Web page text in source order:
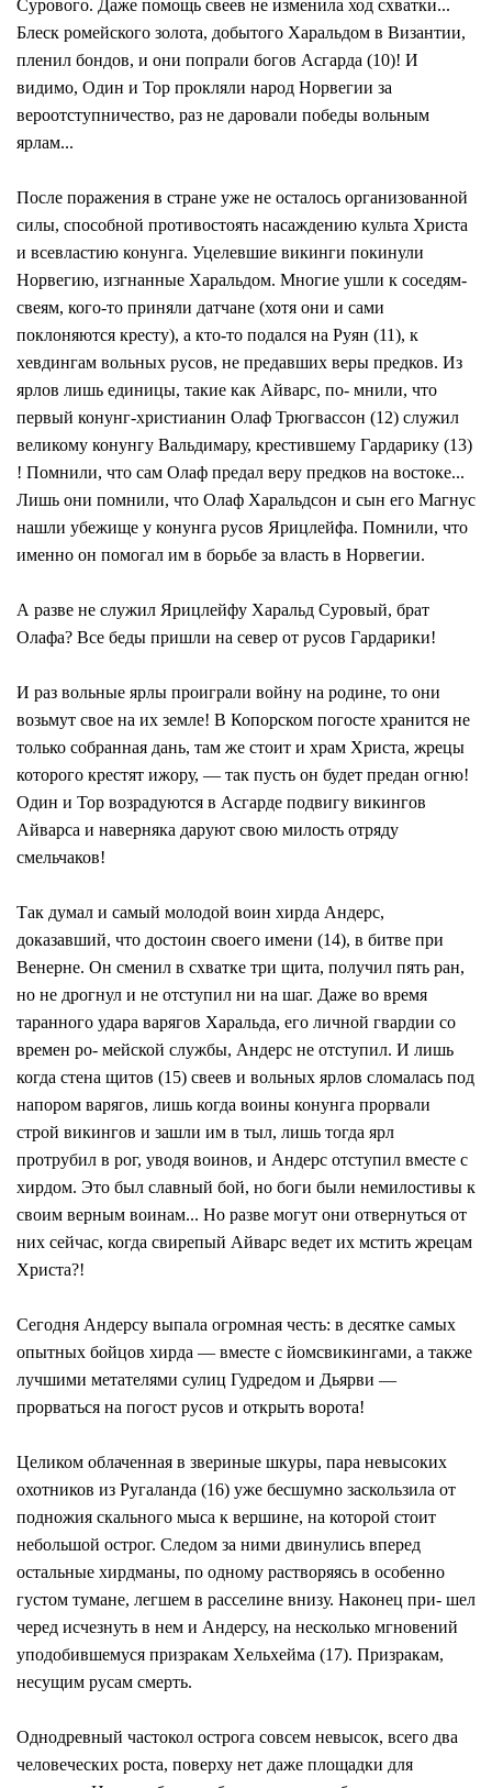
Сурового. Даже помощь свеев не изменила ход схватки...
Блеск ромейского золота, добытого Харальдом в Византии,
пленил бондов, и они попрали богов Асгарда (10)! И
видимо, Один и Тор прокляли народ Норвегии за
вероотступничество, раз не даровали победы вольным
ярлам...
После поражения в стране уже не осталось организованной
силы, способной противостоять насаждению культа Христа
и всевластию конунга. Уцелевшие викинги покинули
Норвегию, изгнанные Харальдом. Многие ушли к соседям-
свеям, кого-то приняли датчане (хотя они и сами
поклоняются кресту), а кто-то подался на Руян (11), к
хевдингам вольных русов, не предавших веры предков. Из
ярлов лишь единицы, такие как Айварс, по- мнили, что
первый конунг-христианин Олаф Трюгвассон (12) служил
великому конунгу Вальдимару, крестившему Гардарику (13)
! Помнили, что сам Олаф предал веру предков на востоке...
Лишь они помнили, что Олаф Харальдсон и сын его Магнус
нашли убежище у конунга русов Ярицлейфа. Помнили, что
именно он помогал им в борьбе за власть в Норвегии.
А разве не служил Ярицлейфу Харальд Суровый, брат
Олафа? Все беды пришли на север от русов Гардарики!
И раз вольные ярлы проиграли войну на родине, то они
возьмут свое на их земле! В Копорском погосте хранится не
только собранная дань, там же стоит и храм Христа, жрецы
которого крестят ижору, — так пусть он будет предан огню!
Один и Тор возрадуются в Асгарде подвигу викингов
Айварса и наверняка даруют свою милость отряду
смельчаков!
Так думал и самый молодой воин хирда Андерс,
доказавший, что достоин своего имени (14), в битве при
Венерне. Он сменил в схватке три щита, получил пять ран,
но не дрогнул и не отступил ни на шаг. Даже во время
таранного удара варягов Харальда, его личной гвардии со
времен ро- мейской службы, Андерс не отступил. И лишь
когда стена щитов (15) свеев и вольных ярлов сломалась под
напором варягов, лишь когда воины конунга прорвали
строй викингов и зашли им в тыл, лишь тогда ярл
протрубил в рог, уводя воинов, и Андерс отступил вместе с
хирдом. Это был славный бой, но боги были немилостивы к
своим верным воинам... Но разве могут они отвернуться от
них сейчас, когда свирепый Айварс ведет их мстить жрецам
Христа?!
Сегодня Андерсу выпала огромная честь: в десятке самых
опытных бойцов хирда — вместе с йомсвикингами, а также
лучшими метателями сулиц Гудредом и Дьярви —
прорваться на погост русов и открыть ворота!
Целиком облаченная в звериные шкуры, пара невысоких
охотников из Ругаланда (16) уже бесшумно заскользила от
подножия скального мыса к вершине, на которой стоит
небольшой острог. Следом за ними двинулись вперед
остальные хирдманы, по одному растворяясь в особенно
густом тумане, легшем в расселине внизу. Наконец при- шел
черед исчезнуть в нем и Андерсу, на несколько мгновений
уподобившемуся призракам Хельхейма (17). Призракам,
несущим русам смерть.
Однодревный частокол острога совсем невысок, всего два
человеческих роста, поверху нет даже площадки для